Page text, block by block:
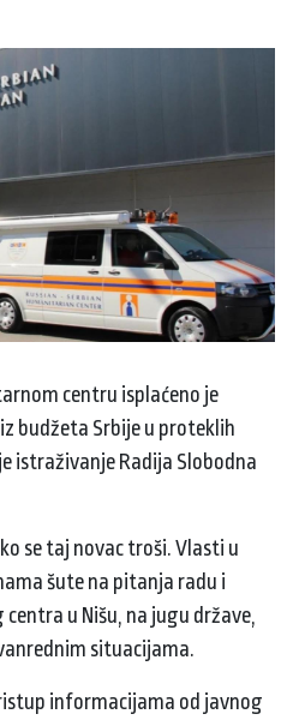
centru isplaćeno je
budžeta Srbije u proteklih
istraživanje Radija Slobodna
se taj novac troši. Vlasti u
šute na pitanja radu i
u Nišu, na jugu države,
situacijama.
informacijama od javnog